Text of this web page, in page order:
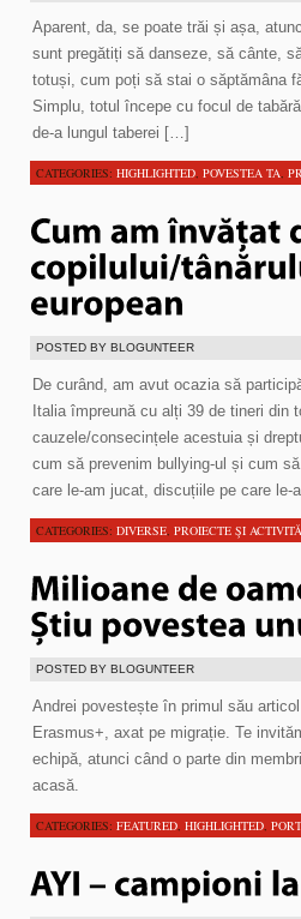
Aparent, da, se poate trăi și așa,
sunt pregătiți să danseze, să cânte,
totuși, cum poți să stai o săptămâna
Simplu, totul începe cu focul de
de-a lungul taberei […]
CATEGORIES: HIGHLIGHTED, POVESTEA TA,
POSTED BY BLOGUNTEER
De curând, am avut ocazia să
Italia împreună cu alți 39 de tineri din
cauzele/consecințele acestuia și
cum să prevenim bullying-ul și cum
care le-am jucat, discuțiile pe care
CATEGORIES: DIVERSE, PROIECTE ŞI
POSTED BY BLOGUNTEER
Andrei povestește în primul său
Erasmus+, axat pe migrație. Te
echipă, atunci când o parte din
acasă.
CATEGORIES: FEATURED, HIGHLIGHTED,